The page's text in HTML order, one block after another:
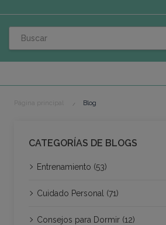
Blog
CATEGORÍAS DE BLOGS
Entrenamiento (53)
Cuidado Personal (71)
Consejos para Dormir (12)